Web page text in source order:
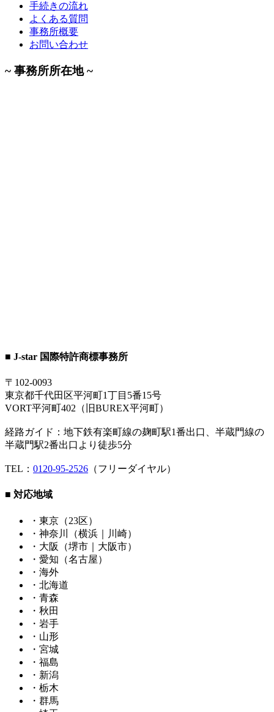
手続きの流れ
よくある質問
事務所概要
お問い合わせ
~ 事務所所在地 ~
■ J-star 国際特許商標事務所
〒102-0093
東京都千代田区平河町1丁目5番15号
VORT平河町402（旧BUREX平河町）
経路ガイド：地下鉄有楽町線の麹町駅1番出口、半蔵門線の
半蔵門駅2番出口より徒歩5分
TEL： 0120-95-2526 （フリーダイヤル）
■ 対応地域
・東京（23区）
・神奈川（横浜｜川崎）
・大阪（堺市｜大阪市）
・愛知（名古屋）
・海外
・北海道
・青森
・秋田
・岩手
・山形
・宮城
・福島
・新潟
・栃木
・群馬